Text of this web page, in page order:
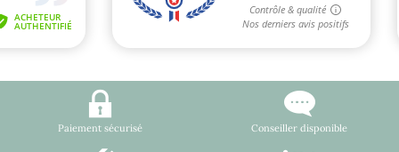
Paiement sécurisé Conseiller disponible